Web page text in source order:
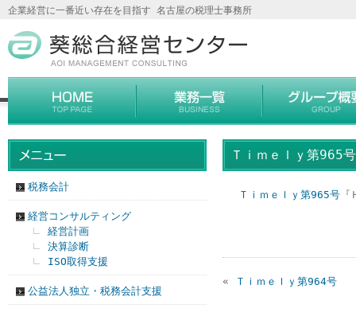
企業経営に一番近い存在を目指す 名古屋の税理士事務所
税務会計
経営コンサルティング
経営計画
決算診断
ISO取得支援
公益法人独立・税務会計支援
Ｔｉｍｅｌｙ第965号
Ｔｉｍｅｌｙ第965号
« Ｔｉｍｅｌｙ第964号